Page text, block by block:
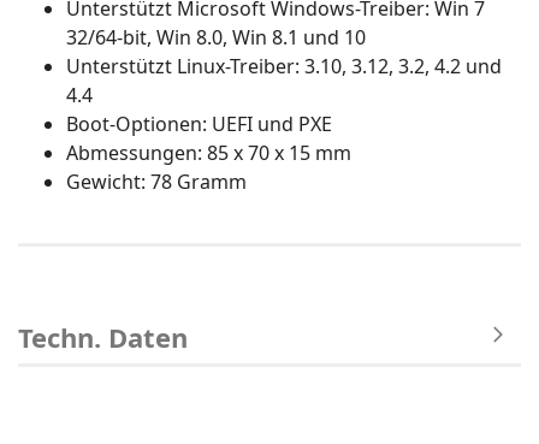
Unterstützt Microsoft Windows-Treiber: Win 7
32/64-bit, Win 8.0, Win 8.1 und 10
Unterstützt Linux-Treiber: 3.10, 3.12, 3.2, 4.2 und
4.4
Boot-Optionen: UEFI und PXE
Abmessungen: 85 x 70 x 15 mm
Gewicht: 78 Gramm
Techn. Daten